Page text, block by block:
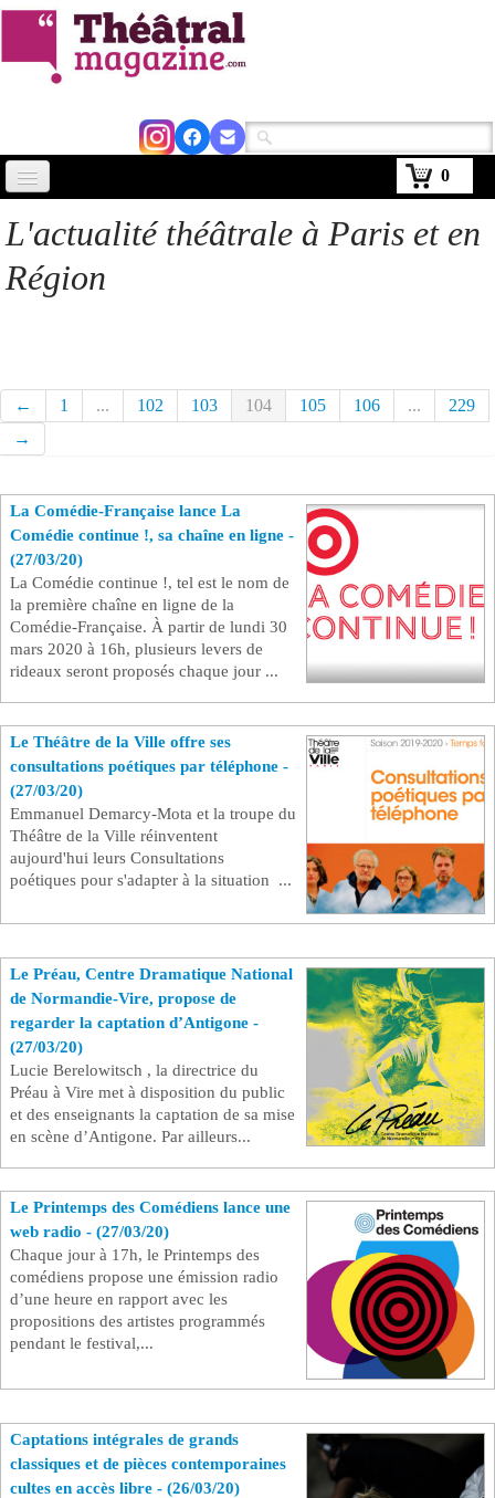
0
Avignon 2026
Agenda
Kiosque
Se connecter
L'actualité théâtrale à Paris et en
Région
← 1 ... 102 103 104 105 106 ...
229
→
La Comédie-Française lance La
Comédie continue !, sa chaîne en ligne -
(27/03/20)
La Comédie continue !, tel est le nom de
la première chaîne en ligne de la
Comédie-Française. À partir de lundi 30
mars 2020 à 16h, plusieurs levers de
rideaux seront proposés chaque jour ...
Le Théâtre de la Ville offre ses
consultations poétiques par téléphone -
(27/03/20)
Emmanuel Demarcy-Mota et la troupe du
Théâtre de la Ville réinventent
aujourd'hui leurs Consultations
poétiques pour s'adapter à la situation ...
Le Préau, Centre Dramatique National
de Normandie-Vire, propose de
regarder la captation d’Antigone -
(27/03/20)
Lucie Berelowitsch , la directrice du
Préau à Vire met à disposition du public
et des enseignants la captation de sa mise
en scène d’Antigone. Par ailleurs...
Le Printemps des Comédiens lance une
web radio - (27/03/20)
Chaque jour à 17h, le Printemps des
comédiens propose une émission radio
d’une heure en rapport avec les
propositions des artistes programmés
pendant le festival,...
Captations intégrales de grands
classiques et de pièces contemporaines
cultes en accès libre - (26/03/20)